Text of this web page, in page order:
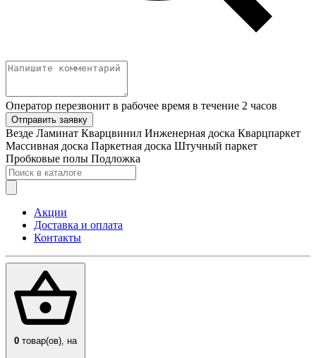
Оператор перезвонит в рабочее время в течение 2 часов
Отправить заявку
Везде Ламинат Кварцвинил Инженерная доска Кварцпаркет
Массивная доска Паркетная доска Штучный паркет
Пробковые полы Подложка
Акции
Доставка и оплата
Контакты
0 товар(ов), на